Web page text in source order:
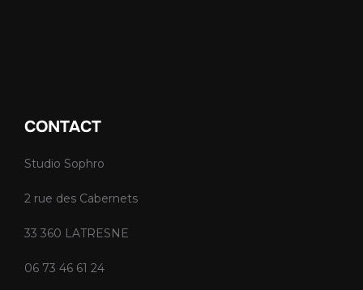
CONTACT
Studio Sophro
2 rue des Cabernets
33 360 LATRESNE
06 73 46 61 24